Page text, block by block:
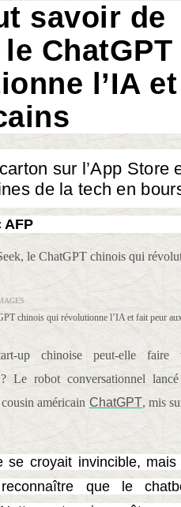
savoir de
le
l’IA
sur l’App Store
de la tech en
AFP
chinois qui révolutionne l’IA et fait peur
up chinoise peut-elle faire
? Le robot conversationnel
américain ChatGPT, mis
se croyait invincible,
que le